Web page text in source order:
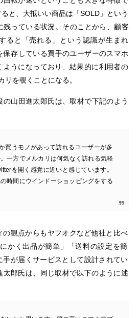
と、大抵いい商品は「SOLD」という
残っている状況。そのことから、顧客
ると「売れる」という認識が生まれ
保存している買手のユーザーのスマホ
ようになっており、結果的に利用者の
リを覗くことになる。
の山田進太郎氏は、取材で下記のよう
買うモノがあって訪れるユーザーが多
一方でメルカリは何気なく訪れる気軽
を開く感覚に近いと感じています。
時間にウインドーショッピングをする
の観点からもヤフオクなど他社と比べ
かく出品が簡単」「送料の設定を簡
手が届くサービスとして設計されてい
太郎氏は、同じ取材で以下のように述